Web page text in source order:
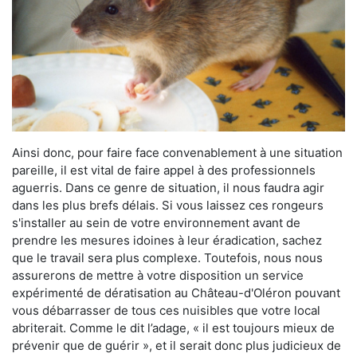
Ainsi donc, pour faire face convenablement à une situation
pareille, il est vital de faire appel à des professionnels
aguerris. Dans ce genre de situation, il nous faudra agir
dans les plus brefs délais. Si vous laissez ces rongeurs
s'installer au sein de votre environnement avant de
prendre les mesures idoines à leur éradication, sachez
que le travail sera plus complexe. Toutefois, nous nous
assurerons de mettre à votre disposition un service
expérimenté de dératisation au Château-d'Oléron pouvant
vous débarrasser de tous ces nuisibles que votre local
abriterait. Comme le dit l’adage, « il est toujours mieux de
prévenir que de guérir », et il serait donc plus judicieux de